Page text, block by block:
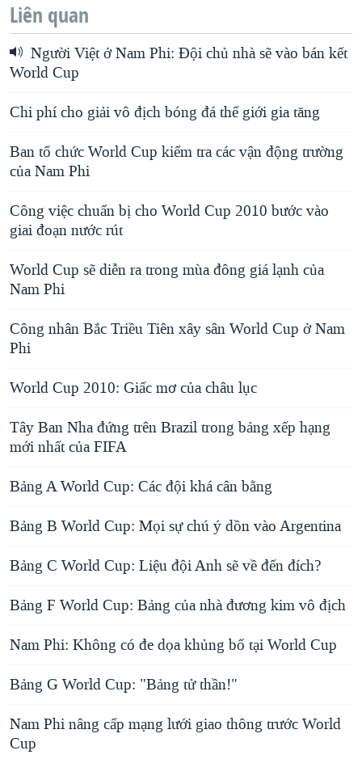
Liên quan
Người Việt ở Nam Phi: Ðội chủ nhà sẽ vào bán kết
World Cup
Chi phí cho giải vô địch bóng đá thế giới gia tăng
Ban tổ chức World Cup kiểm tra các vận động trường
của Nam Phi
Công việc chuẩn bị cho World Cup 2010 bước vào
giai đoạn nước rút
World Cup sẽ diễn ra trong mùa đông giá lạnh của
Nam Phi
Công nhân Bắc Triều Tiên xây sân World Cup ở Nam
Phi
World Cup 2010: Giấc mơ của châu lục
Tây Ban Nha đứng trên Brazil trong bảng xếp hạng
mới nhất của FIFA
Bảng A World Cup: Các đội khá cân bằng
Bảng B World Cup: Mọi sự chú ý dồn vào Argentina
Bảng C World Cup: Liệu đội Anh sẽ về đến đích?
Bảng F World Cup: Bảng của nhà đương kim vô địch
Nam Phi: Không có đe dọa khủng bố tại World Cup
Bảng G World Cup: "Bảng tử thần!"
Nam Phi nâng cấp mạng lưới giao thông trước World
Cup